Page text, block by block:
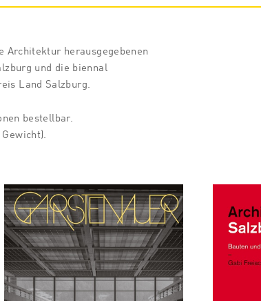
Architektur herausgegebenen
und die biennal
Land Salzburg.
bestellbar.